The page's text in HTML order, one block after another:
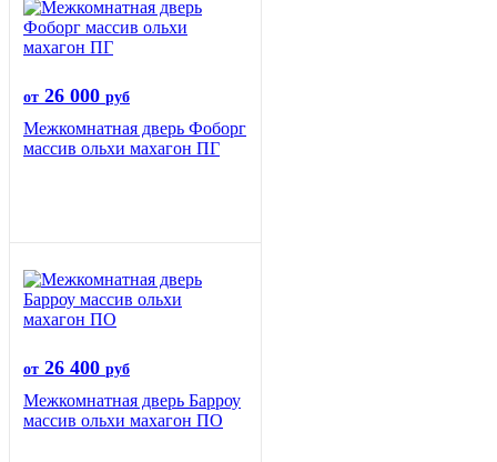
от 26 000 руб
Межкомнатная дверь Фоборг
массив ольхи махагон ПГ
от 26 400 руб
Межкомнатная дверь Барроу
массив ольхи махагон ПО